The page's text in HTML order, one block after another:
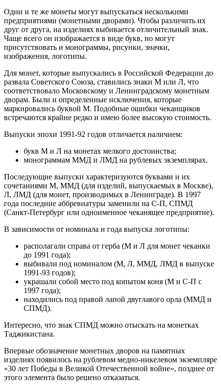
Одни и те же монеты могут выпускаться несколькими
предприятиями (монетными дворами). Чтобы различить их
друг от друга, на изделиях выбивается отличительный знак.
Чаще всего он изображается в виде букв, но могут
присутствовать и монограммы, рисунки, значки,
изображения, логотипы.
Для монет, которые выпускались в Российской Федерации до
развала Советского Союза, ставились знаки М или Л, что
соответствовало Московскому и Ленинградскому монетным
дворам. Были и определенные исключения, которые
маркировались буквой М. Подобные ошибки чеканщиков
встречаются крайне редко и имею более высокую стоимость.
Выпуски эпохи 1991-92 годов отличается наличием:
букв М и Л на монетах мелкого достоинства;
монограммам ММД и ЛМД на рублевых экземплярах.
Последующие выпуски характеризуются буквами и их
сочетаниями М, ММД (для изделий, выпускаемых в Москве),
Л, ЛМД (для монет, производимых в Ленинграде). В 1997
года последние аббревиатуры заменили на С-П, СПМД
(Санкт-Петербург или одноименное чеканящее предприятие).
В зависимости от номинала и года выпуска логотипы:
располагали справа от герба (М и Л для монет чеканки
до 1991 года);
выбивали под номиналом (М, Л, ММД, ЛМД в выпуске
1991-93 годов);
украшали собой место под копытом коня (М и С-П с
1997 года);
находились под правой лапой двуглавого орла (ММД и
СПМД).
Интересно, что знак СПМД можно отыскать на монетках
Таджикистана.
Впервые обозначение монетных дворов на памятных
изделиях появилось на рублевом медно-никелевом экземпляре
«30 лет Победы в Великой Отечественной войне», позднее от
этого элемента было решено отказаться.